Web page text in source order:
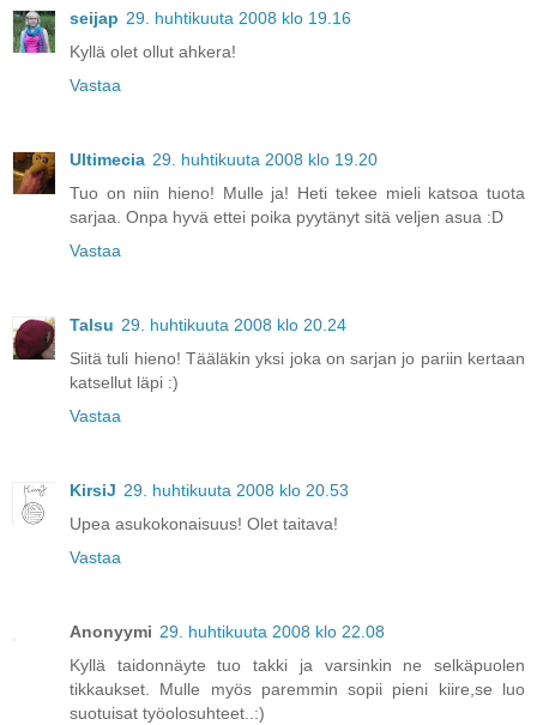
seijap 29. huhtikuuta 2008 klo 19.16
Kyllä olet ollut ahkera!
Vastaa
Ultimecia 29. huhtikuuta 2008 klo 19.20
Tuo on niin hieno! Mulle ja! Heti tekee mieli katsoa tuota
sarjaa. Onpa hyvä ettei poika pyytänyt sitä veljen asua :D
Vastaa
Talsu 29. huhtikuuta 2008 klo 20.24
Siitä tuli hieno! Tääläkin yksi joka on sarjan jo pariin kertaan
katsellut läpi :)
Vastaa
KirsiJ 29. huhtikuuta 2008 klo 20.53
Upea asukokonaisuus! Olet taitava!
Vastaa
Anonyymi 29. huhtikuuta 2008 klo 22.08
Kyllä taidonnäyte tuo takki ja varsinkin ne selkäpuolen
tikkaukset. Mulle myös paremmin sopii pieni kiire,se luo
suotuisat työolosuhteet..:)